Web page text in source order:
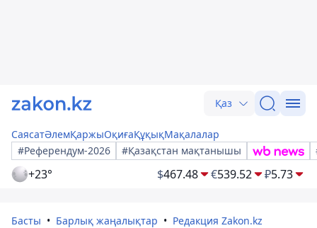
Қаз
СаясатӘлемҚаржыОқиғаҚұқықМақалалар
#Референдум-2026
#Қазақстан мақтанышы
+23° $467.48 €539.52 ₽5.73
Басты Барлық жаңалықтар Редакция Zakon.kz